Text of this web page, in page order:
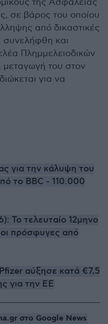
της Ασφάλειας
σε βάρος του οποίου
από δικαστικές
συνελήφθη και
Πλημμελειοδικών
μεταγωγή του στον
για να
για την κάλυψη του
το BBC - 110.000
Το τελευταίο 12μηνο
πρόσφυγες από
αύξησε κατά €7,5
για την ΕΕ
στο Google News